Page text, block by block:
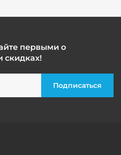
первыми о
скидках!